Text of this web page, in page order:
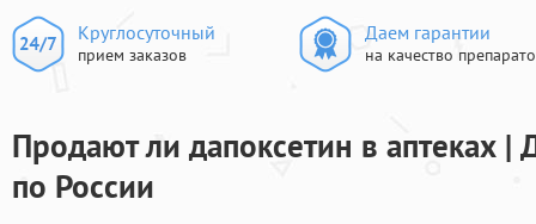
Круглосуточный
прием заказов
Даем гарантии
на качество
Продают ли дапоксетин в аптеках |
по России